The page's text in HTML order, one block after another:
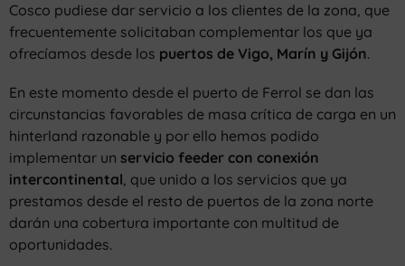
Cosco pudiese dar servicio a los clientes de la zona, que
frecuentemente solicitaban complementar los que ya
ofrecíamos desde los puertos de Vigo, Marín y Gijón.
En este momento desde el puerto de Ferrol se dan las
circunstancias favorables de masa crítica de carga en un
hinterland razonable y por ello hemos podido
implementar un servicio feeder con conexión
intercontinental, que unido a los servicios que ya
prestamos desde el resto de puertos de la zona norte
darán una cobertura importante con multitud de
oportunidades.